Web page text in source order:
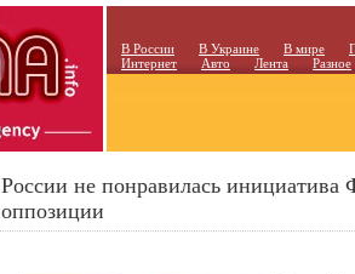
В России В Украине В мире
Интернет
Авто Лента Разное
России не понравилась
оппозиции